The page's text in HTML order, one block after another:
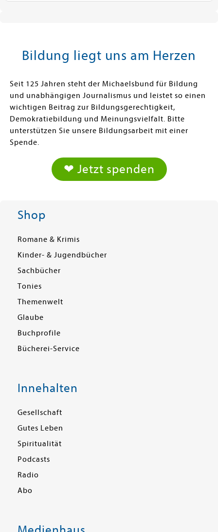
Bildung liegt uns am Herzen
Seit 125 Jahren steht der Michaelsbund für Bildung
und unabhängigen Journalismus und leistet so einen
wichtigen Beitrag zur Bildungsgerechtigkeit,
Demokratiebildung und Meinungsvielfalt. Bitte
unterstützen Sie unsere Bildungsarbeit mit einer
Spende.
❤ Jetzt spenden
Shop
Romane & Krimis
Kinder- & Jugendbücher
Sachbücher
Tonies
Themenwelt
Glaube
Buchprofile
Bücherei-Service
Innehalten
Gesellschaft
Gutes Leben
Spiritualität
Podcasts
Radio
Abo